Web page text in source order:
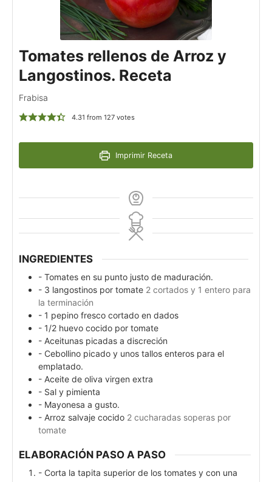
Tomates rellenos de Arroz y
Langostinos. Receta
Frabisa
4.31 from 127votes
Imprimir Receta
INGREDIENTES
- Tomates en su punto justo de maduración.
- 3 langostinos por tomate 2 cortados y 1 entero para
la terminación
- 1 pepino fresco cortado en dados
- 1/2 huevo cocido por tomate
- Aceitunas picadas a discreción
- Cebollino picado y unos tallos enteros para el
emplatado.
- Aceite de oliva virgen extra
- Sal y pimienta
- Mayonesa a gusto.
- Arroz salvaje cocido 2 cucharadas soperas por
tomate
ELABORACIÓN PASO A PASO
- Corta la tapita superior de los tomates y con una